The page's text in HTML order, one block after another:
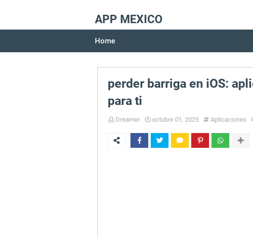
APP MEXICO
Home
perder barriga en iOS:
para ti
Dreamer octubre 01, 2025 Aplicaciones